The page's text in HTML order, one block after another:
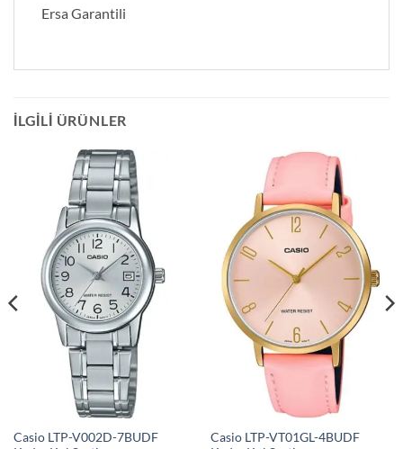
Ersa Garantili
İLGILI ÜRÜNLER
Casio LTP-V002D-7BUDF
Casio LTP-VT01GL-4BUDF